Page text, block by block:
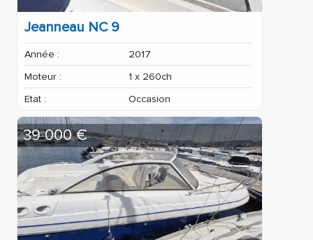
Jeanneau NC 9
Année :
2017
Moteur :
1 x 260ch
Etat :
Occasion
39 000 €